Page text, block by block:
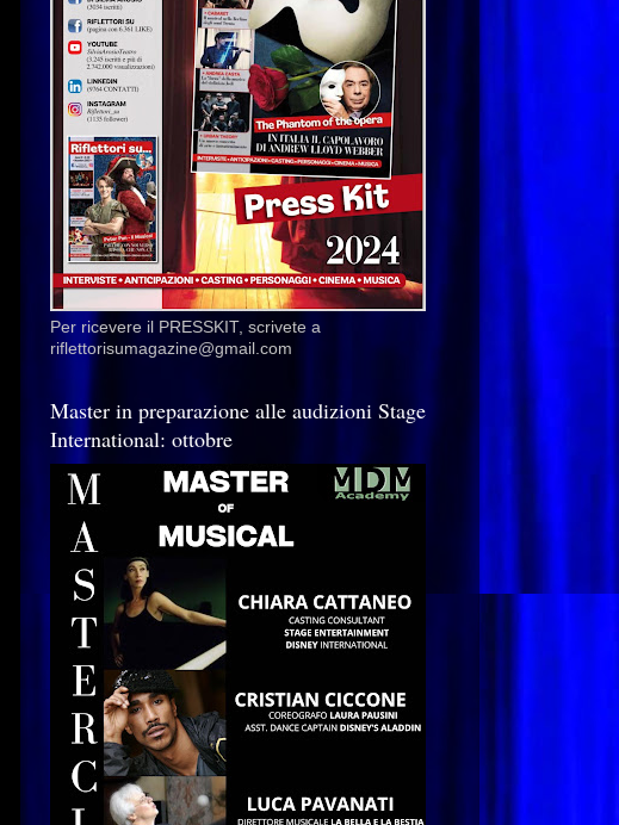
Per ricevere il PRESSKIT, scrivete a
riflettorisumagazine@gmail.com
Master in preparazione alle audizioni Stage
International: ottobre